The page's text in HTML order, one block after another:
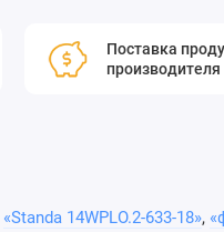
Поставка
производителя
«Standa 14WPLO.2-633-18»,